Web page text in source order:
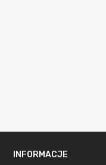
INFORMACJE